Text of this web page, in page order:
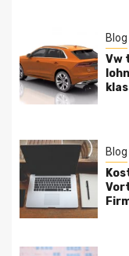
Blog
Vw
Blog